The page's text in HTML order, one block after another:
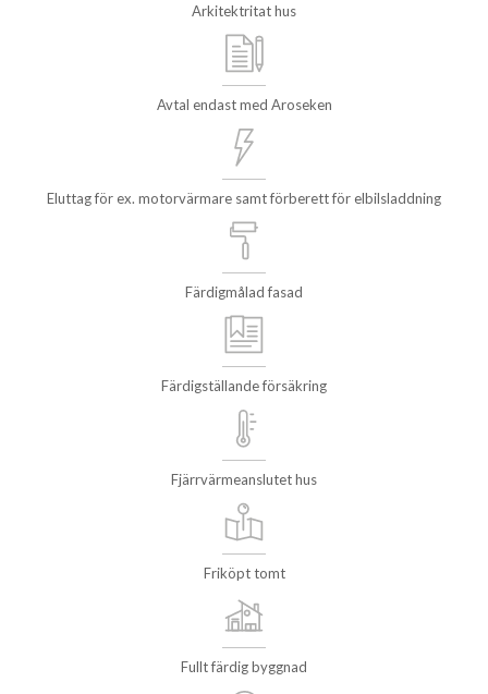
Arkitektritat hus
Avtal endast med Aroseken
Eluttag för ex. motorvärmare samt förberett för elbilsladdning
Färdigmålad fasad
Färdigställande försäkring
Fjärrvärmeanslutet hus
Friköpt tomt
Fullt färdig byggnad